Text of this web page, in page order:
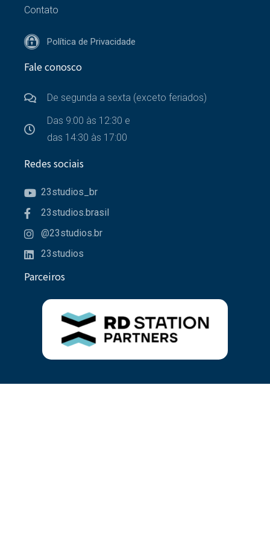
Contato
Política de Privacidade
Fale conosco
De segunda a sexta (exceto feriados)
Das 9:00 às 12:30 e
das 14:30 às 17:00
Redes sociais
23studios_br
23studios.brasil
@23studios.br
23studios
Parceiros